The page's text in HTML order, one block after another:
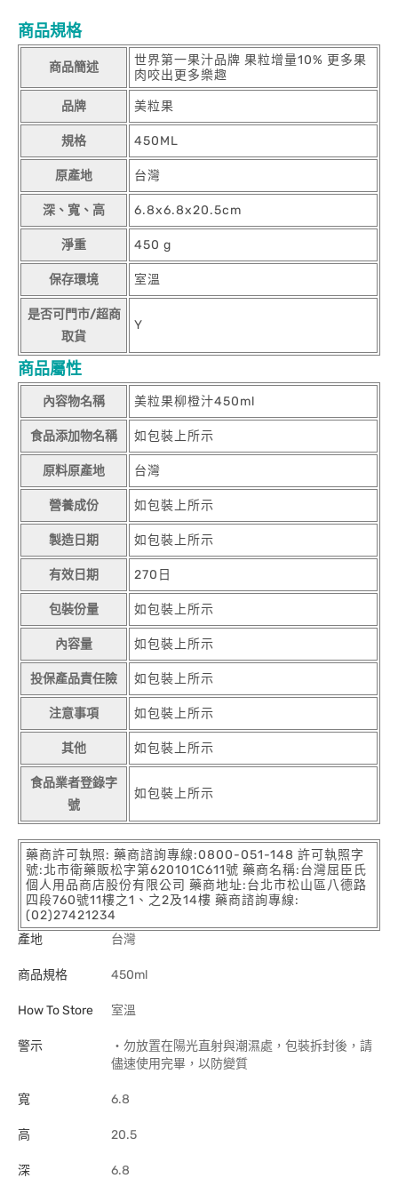
商品規格
商品簡述
世界第一果汁品牌 果粒增量10% 更多果
肉咬出更多樂趣
品牌 美粒果
規格 450ML
原產地 台灣
深、寬、高 6.8x6.8x20.5cm
淨重 450 g
保存環境 室溫
是否可門市/超商
取貨
Y
商品屬性
內容物名稱 美粒果柳橙汁450ml
食品添加物名稱 如包裝上所示
原料原產地 台灣
營養成份 如包裝上所示
製造日期 如包裝上所示
有效日期 270日
包裝份量 如包裝上所示
內容量 如包裝上所示
投保產品責任險 如包裝上所示
注意事項 如包裝上所示
其他 如包裝上所示
食品業者登錄字
號
如包裝上所示
藥商許可執照: 藥商諮詢專線:0800-051-148 許可執照字
號:北市衛藥販松字第620101C611號 藥商名稱:台灣屈臣氏
個人用品商店股份有限公司 藥商地址:台北市松山區八德路
四段760號11樓之1、之2及14樓 藥商諮詢專線:
(02)27421234
產地
台灣
商品規格 450ml
How To Store 室溫
警示
‧勿放置在陽光直射與潮濕處，包裝拆封後，請
儘速使用完畢，以防變質
寬 6.8
高 20.5
深 6.8